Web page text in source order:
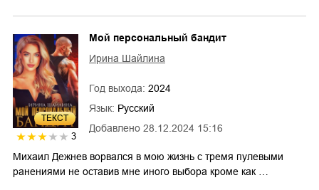
ТЕКСТ
3
Добавлено 28.12.2024 15:16
Мой персональный бандит
Ирина Шайлина
Год выхода: 2024
Язык: Русский
Михаил Дежнев ворвался в мою жизнь с тремя пулевыми
ранениями не оставив мне иного выбора кроме как …